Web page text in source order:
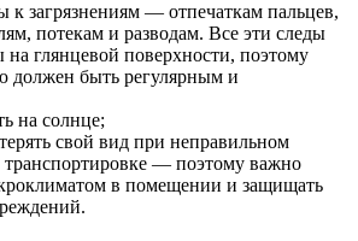
к загрязнениям — отпечаткам пальцев,
потекам и разводам. Все эти следы
глянцевой поверхности, поэтому
должен быть регулярным и
на солнце;
свой вид при неправильном
— поэтому важно
в помещении и защищать